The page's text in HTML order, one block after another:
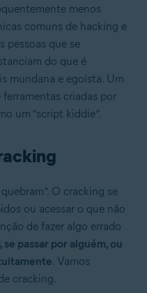
menos
comuns de hacking e
pessoas que se
do que é
mundana e egoísta. Um
criadas por
um “script kiddie”.
O cracking se
ou acessar o que não
de fazer algo errado
se passar por alguém, ou
. Vamos
cracking.